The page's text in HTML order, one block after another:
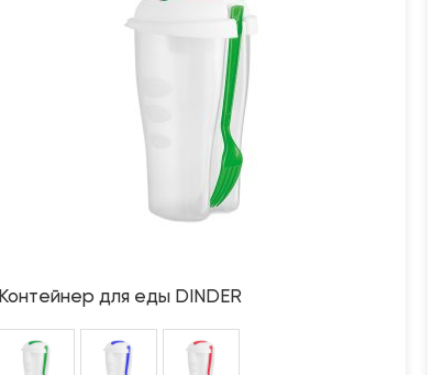
Контейнер для еды DINDER